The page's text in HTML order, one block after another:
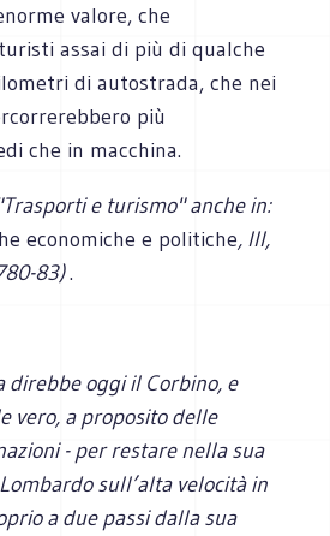
valore, che
assai di più di qualche
di autostrada, che nei
più
che in macchina.
e turismo" anche in:
economiche e politiche, III,
83).
direbbe oggi il Corbino, e
vero, a proposito delle
- per restare nella sua
sull’alta velocità in
a due passi dalla sua